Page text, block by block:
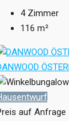
4 Zimmer
116 m²
auf Anfrage